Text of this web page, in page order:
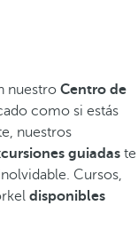
nuestro Centro de
como si estás
nuestros
guiadas te
Cursos,
disponibles